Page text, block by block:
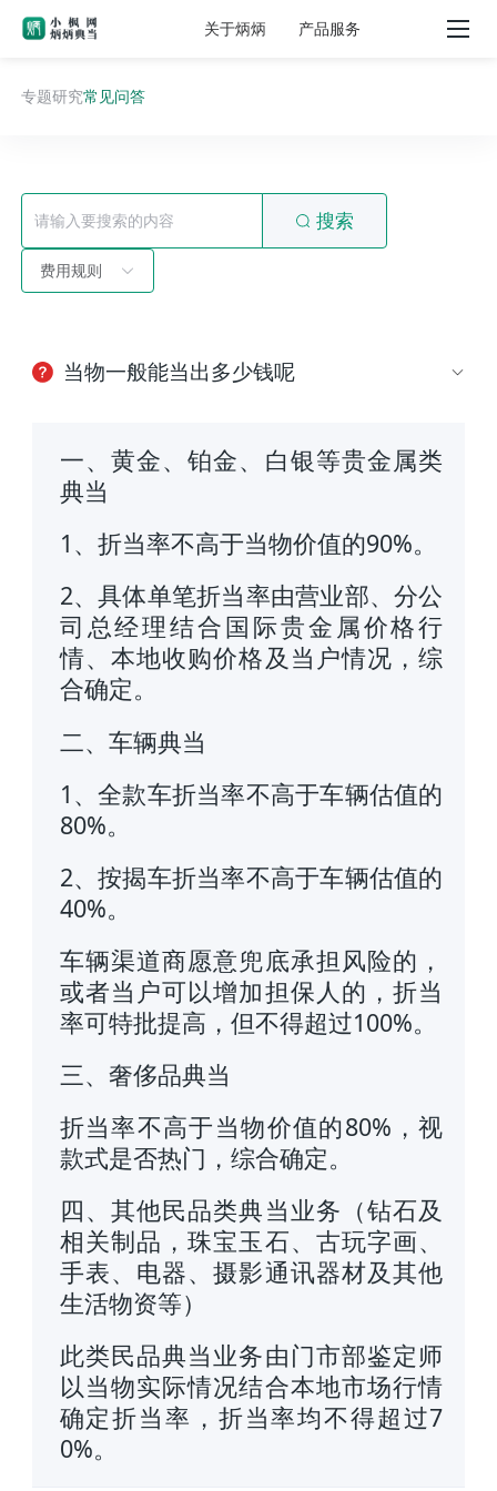
关于炳炳 产品服务
专题研究常见问答
搜索
费用规则
当物一般能当出多少钱呢
一、黄金、铂金、白银等贵金属类
典当
1、折当率不高于当物价值的90%。
2、具体单笔折当率由营业部、分公
司总经理结合国际贵金属价格行
情、本地收购价格及当户情况，综
合确定。
二、车辆典当
1、全款车折当率不高于车辆估值的
80%。
2、按揭车折当率不高于车辆估值的
40%。
车辆渠道商愿意兜底承担风险的，
或者当户可以增加担保人的，折当
率可特批提高，但不得超过100%。
三、奢侈品典当
折当率不高于当物价值的80%，视
款式是否热门，综合确定。
四、其他民品类典当业务（钻石及
相关制品，珠宝玉石、古玩字画、
手表、电器、摄影通讯器材及其他
生活物资等）
此类民品典当业务由门市部鉴定师
以当物实际情况结合本地市场行情
确定折当率，折当率均不得超过7
0%。